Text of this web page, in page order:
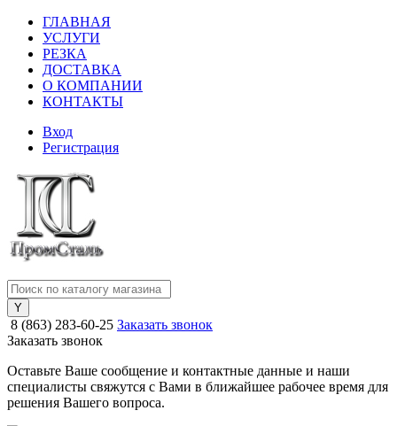
ГЛАВНАЯ
УСЛУГИ
РЕЗКА
ДОСТАВКА
О КОМПАНИИ
КОНТАКТЫ
Вход
Регистрация
8 (863) 283-60-25 Заказать звонок
Заказать звонок
Оставьте Ваше сообщение и контактные данные и наши
специалисты свяжутся с Вами в ближайшее рабочее время для
решения Вашего вопроса.